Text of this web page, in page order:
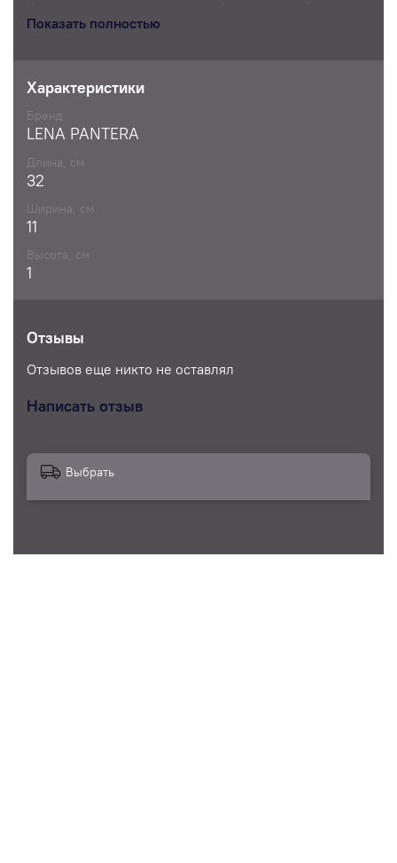
пришивания, с ровной задней поверхностью.
Применяются в скрапбукинге, так же с помощью
них Вы можете декорировать любую вещь
(телефон, ноутбук, руль в автомобиле и многое
другое)
Показать полностью
Характеристики
Бренд
LENA PANTERA
Длина, см
32
Ширина, см
11
Высота, см
1
Отзывы
Отзывов еще никто не оставлял
Написать отзыв
Выбрать